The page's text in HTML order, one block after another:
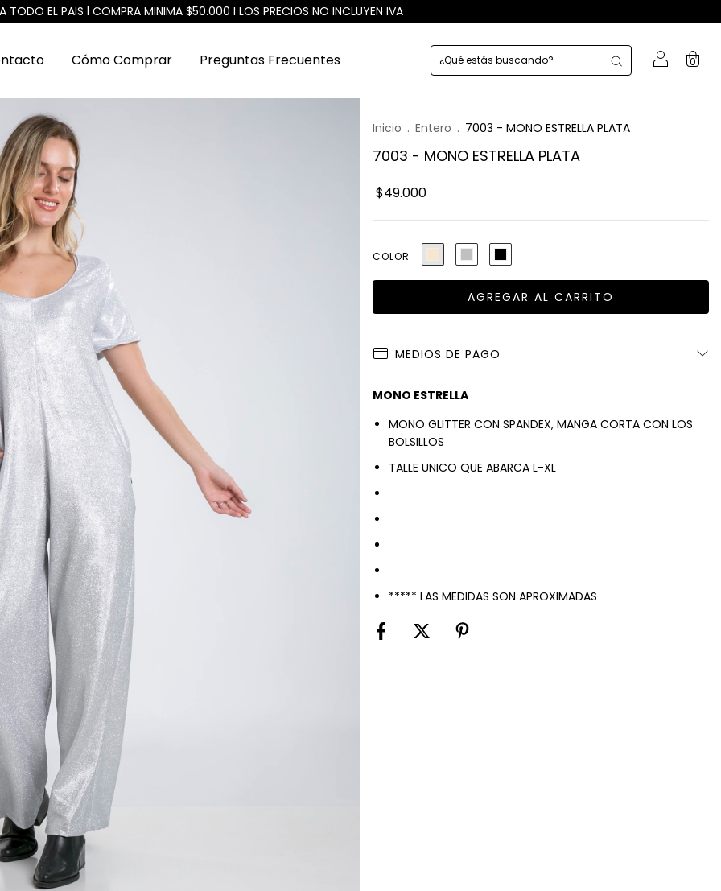
TODO EL PAIS l COMPRA MINIMA $50.000 I LOS PRECIOS NO INCLUYEN IVA
Cómo Comprar Preguntas Frecuentes 0
Inicio . Entero . 7003 - MONO ESTRELLA PLATA
7003 - MONO ESTRELLA PLATA
$49.000
COLOR
MEDIOS DE PAGO
MONO ESTRELLA
MONO GLITTER CON SPANDEX, MANGA CORTA CON LOS
BOLSILLOS
TALLE UNICO QUE ABARCA L-XL
***** LAS MEDIDAS SON APROXIMADAS